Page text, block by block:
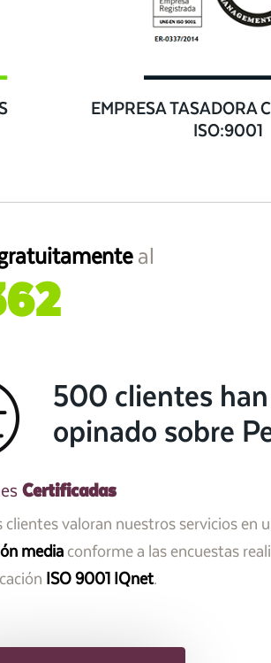
EMPRESA TASADORA
ISO:9001
al
500 clientes han
opinado sobre
Certificadas
clientes valoran nuestros servicios en
mediaconforme a las encuestas
ISO 9001 IQnet.